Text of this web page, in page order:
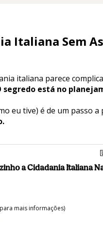
Italiana Sem
italiana parece
segredo está no
eu tive) é de um passo a
a Cidadania Italiana
para mais informações)